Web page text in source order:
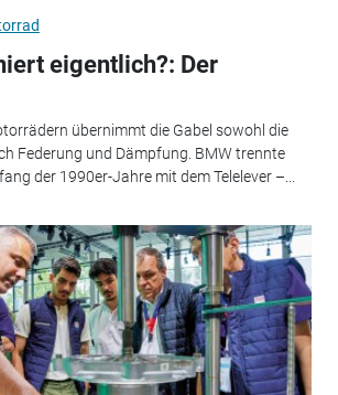
eigentlich?: Der
übernimmt die Gabel sowohl die
Federung und Dämpfung. BMW trennte
der 1990er-Jahre mit dem Telelever –...